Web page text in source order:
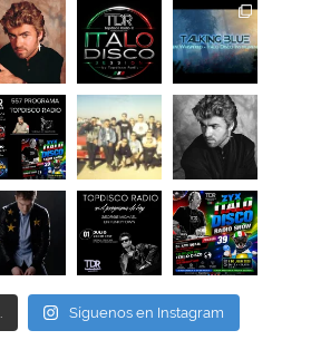
Síguenos en Instagram